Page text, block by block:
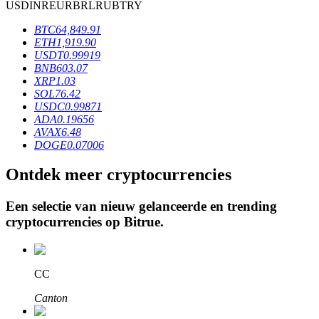
BTR-vergrendelingen
Exclusieve beleggingen voor BTR-houders
Leningen
USDINREURBRLRUBTRY
BTC64,849.91
ETH1,919.90
USDT0.99919
BNB603.07
XRP1.03
SOL76.42
USDC0.99871
ADA0.19656
AVAX6.48
DOGE0.07006
Ontdek meer cryptocurrencies
Een selectie van nieuw gelanceerde en trending
cryptocurrencies op Bitrue.
CC
Canton